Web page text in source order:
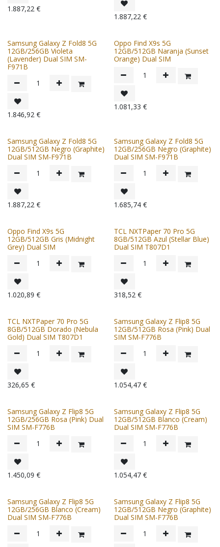
1.887,22 €
1.887,22 €
Samsung Galaxy Z Fold8 5G
12GB/256GB Violeta
(Lavender) Dual SIM SM-
F971B
1.846,92 €
Oppo Find X9s 5G
12GB/512GB Naranja (Sunset
Orange) Dual SIM
1.081,33 €
Samsung Galaxy Z Fold8 5G
12GB/512GB Negro (Graphite)
Dual SIM SM-F971B
1.887,22 €
Samsung Galaxy Z Fold8 5G
12GB/256GB Negro (Graphite)
Dual SIM SM-F971B
1.685,74€
Oppo Find X9s 5G
12GB/512GB Gris (Midnight
Grey) Dual SIM
1.020,89 €
TCL NXTPaper 70 Pro 5G
8GB/512GB Azul (Stellar Blue)
Dual SIM T807D1
318,52 €
TCL NXTPaper 70 Pro 5G
8GB/512GB Dorado (Nebula
Gold) Dual SIM T807D1
326,65 €
Samsung Galaxy Z Flip8 5G
12GB/512GB Rosa (Pink) Dual
SIM SM-F776B
1.054,47€
Samsung Galaxy Z Flip8 5G
12GB/256GB Rosa (Pink) Dual
SIM SM-F776B
1.450,09 €
Samsung Galaxy Z Flip8 5G
12GB/512GB Blanco (Cream)
Dual SIM SM-F776B
1.054,47€
Samsung Galaxy Z Flip8 5G
12GB/256GB Blanco (Cream)
Dual SIM SM-F776B
Samsung Galaxy Z Flip8 5G
12GB/512GB Negro (Graphite)
Dual SIM SM-F776B